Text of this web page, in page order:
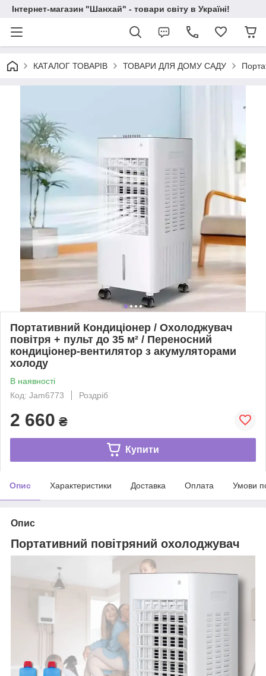
Інтернет-магазин "Шанхай" - товари світу в Україні!
КАТАЛОГ ТОВАРІВ ТОВАРИ ДЛЯ ДОМУ САДУ
Портативний Кондиціонер / Охолоджувач
повітря + пульт до 35 м² / Переносний
кондиціонер-вентилятор з акумуляторами
холоду
В наявності
Код: Jam6773
Роздріб
2 660 ₴
Купити
Опис Характеристики Доставка Оплата Умови
Опис
Портативний повітряний охолоджувач